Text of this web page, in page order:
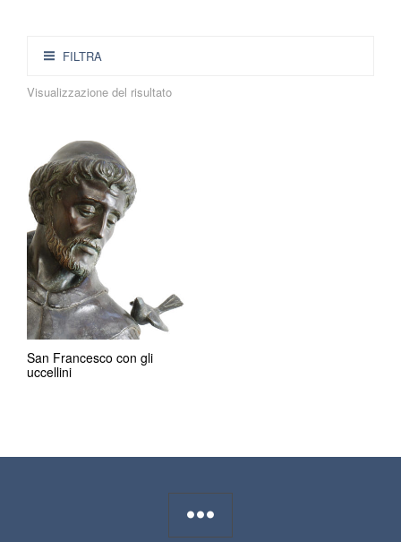
FILTRA
Visualizzazione del risultato
San Francesco con gli
uccellini